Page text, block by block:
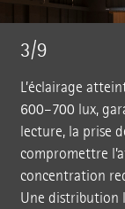
3/9
L’éclairage
600–700 lux,
lecture, la prise
compromettre
concentration
Une distribution